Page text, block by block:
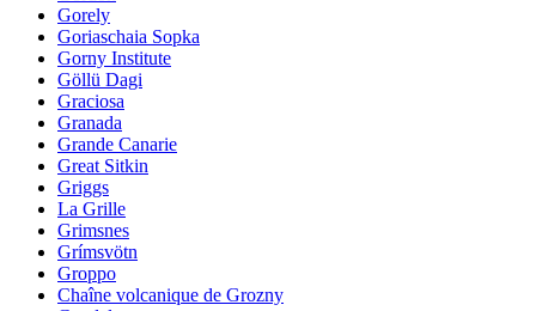
Gorely
Goriaschaia Sopka
Gorny Institute
Göllü Dagi
Graciosa
Granada
Grande Canarie
Great Sitkin
Griggs
La Grille
Grimsnes
Grímsvötn
Groppo
Chaîne volcanique de Grozny